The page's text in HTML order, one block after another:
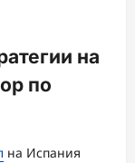
на
по
на Испания